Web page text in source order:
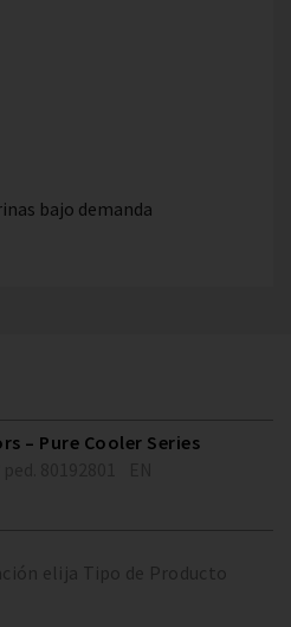
bajo demanda
– Pure Cooler Series
elija Tipo de Producto